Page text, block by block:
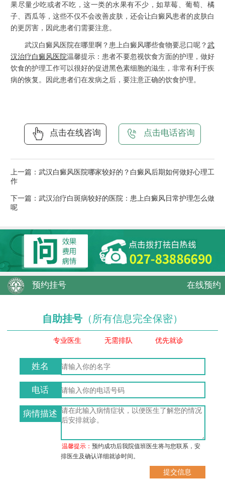
果尽量少吃或者不吃，这一类的水果有不少，如草莓、葡萄、橘
子、西瓜等，这些不仅不会改善皮肤，还会让白癜风患者的皮肤白
的更厉害，因此患者们需要注意。
武汉白癜风医院在哪里啊？患上白癜风哪些食物要忌口呢？ 武
汉治疗白癜风医院温馨提示：患者不要忽视饮食方面的护理，做好
饮食的护理工作可以很好的促进黑色素细胞的滋生，非常有利于疾
病的恢复。因此患者们在发病之后，要注意正确的饮食护理。
点击在线咨询 点击电话咨询
上一篇： 武汉白癜风医院哪家较好的？白癜风后期如何做好心理工
作
下一篇： 武汉治疗白斑病较好的医院：患上白癜风日常护理怎么做
呢
预约挂号 在线预约
自助挂号 （所有信息完全保密）
专业医生 无需排队 优先就诊
姓名
电话
病情描述
温馨提示：预约成功后我院值班医生将与您联系，安
排医生及确认详细就诊时间。